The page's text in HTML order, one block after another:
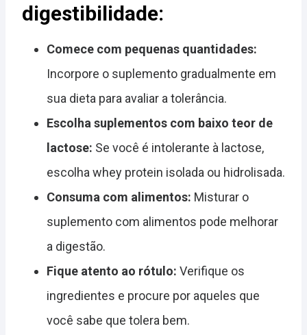
digestibilidade:
Comece com pequenas quantidades:
Incorpore o suplemento gradualmente em
sua dieta para avaliar a tolerância.
Escolha suplementos com baixo teor de
lactose: Se você é intolerante à lactose,
escolha whey protein isolada ou hidrolisada.
Consuma com alimentos: Misturar o
suplemento com alimentos pode melhorar
a digestão.
Fique atento ao rótulo: Verifique os
ingredientes e procure por aqueles que
você sabe que tolera bem.